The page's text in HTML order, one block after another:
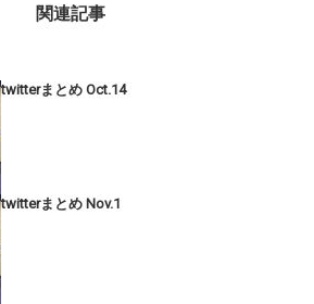
関連記事
twitterまとめ Oct.14
twitterまとめ Nov.1